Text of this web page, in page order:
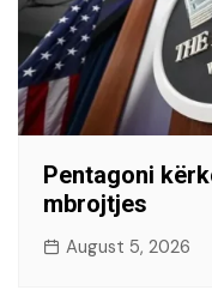
Pentagoni
mbrojtjes
August 5, 2026